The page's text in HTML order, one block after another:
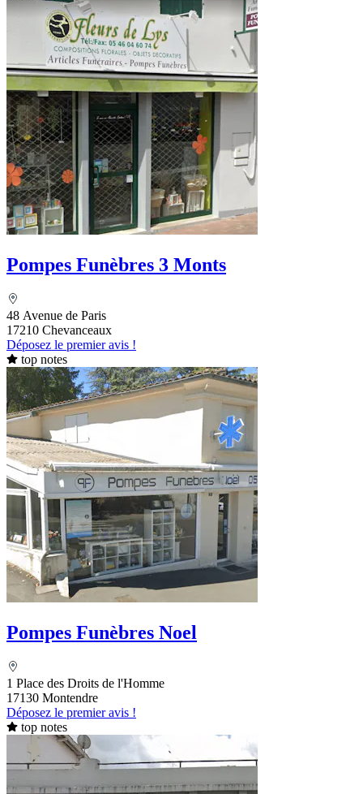
Pompes Funèbres 3 Monts
48 Avenue de Paris
17210 Chevanceaux
Déposez le premier avis !
top notes
Pompes Funèbres Noel
1 Place des Droits de l'Homme
17130 Montendre
Déposez le premier avis !
top notes